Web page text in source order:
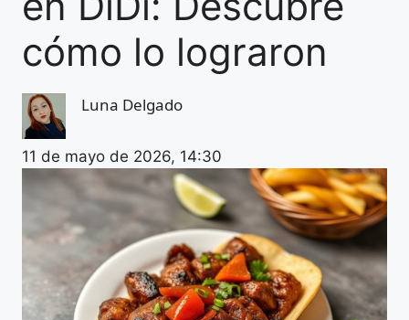
cómo lo lograron
Luna Delgado
11 de mayo de 2026, 14:30